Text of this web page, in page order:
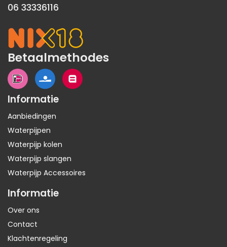
06 33336116
Betaalmethodes
Informatie
Aanbiedingen
Waterpijpen
Waterpijp kolen
Waterpijp slangen
Waterpijp Accessoires
Informatie
Over ons
Contact
Klachtenregeling